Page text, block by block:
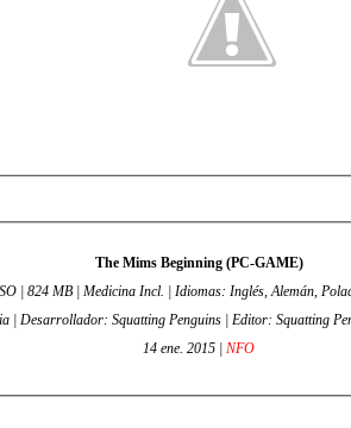
The Mims Beginning (PC-GAME)
| 824 MB | Medicina Incl. | Idiomas: Inglés, Alemán,
Penguins | Editor: Squatting Penguins | Fecha de lanzamiento:
14 ene. 2015 | NFO